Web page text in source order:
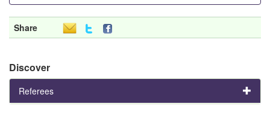
Share
Discover
Referees